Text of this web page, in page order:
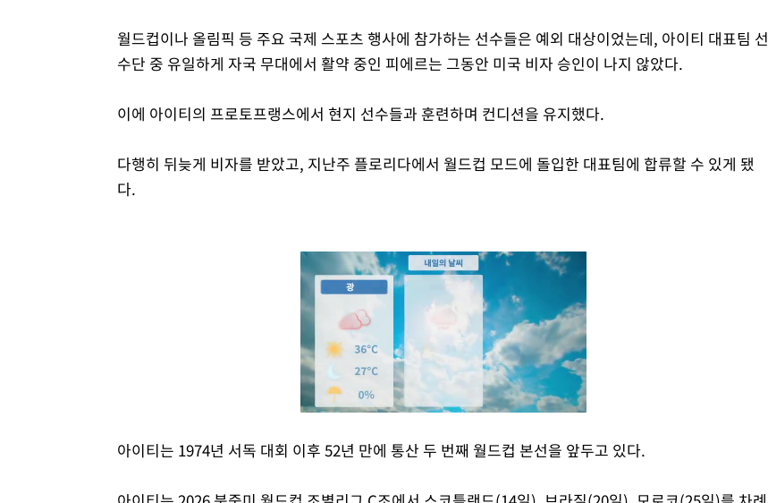
월드컵이나 올림픽 등 주요 국제 스포츠 행사에 참가하는 선수들은 예외 대상이었는데, 아이티 대표팀 선
수단 중 유일하게 자국 무대에서 활약 중인 피에르는 그동안 미국 비자 승인이 나지 않았다.
이에 아이티의 프로토프랭스에서 현지 선수들과 훈련하며 컨디션을 유지했다.
다행히 뒤늦게 비자를 받았고, 지난주 플로리다에서 월드컵 모드에 돌입한 대표팀에 합류할 수 있게 됐
다.
아이티는 1974년 서독 대회 이후 52년 만에 통산 두 번째 월드컵 본선을 앞두고 있다.